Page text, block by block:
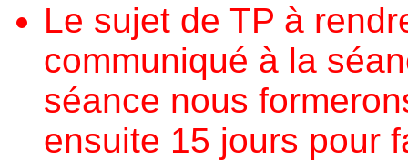
Le sujet de TP à
communiqué à la
séance nous
ensuite 15 jours pour